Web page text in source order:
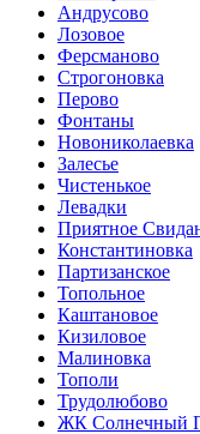
Андрусово
Лозовое
Ферсманово
Строгоновка
Перово
Фонтаны
Новониколаевка
Залесье
Чистенькое
Левадки
Приятное
Константиновка
Партизанское
Топольное
Каштановое
Кизиловое
Малиновка
Тополи
Трудолюбово
ЖК Солнечный